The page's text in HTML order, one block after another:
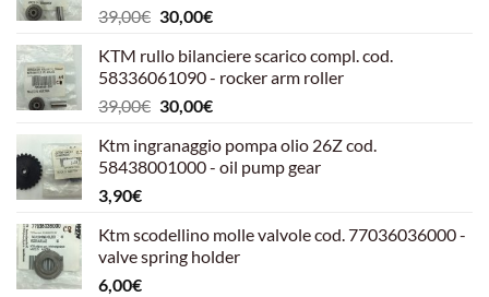
39,00€ Il
originale
era:
39,00€.
30,00€Il
attuale
è:
30,00€.
KTM rullo bilanciere scarico compl. cod.
58336061090 - rocker arm roller
39,00€ Il
originale
era:
30,00€Il
attuale
è:
Ktm ingranaggio pompa olio 26Z cod.
58438001000 - oil pump gear
3,90€
Ktm scodellino molle valvole cod. 77036036000 -
valve spring holder
6,00€